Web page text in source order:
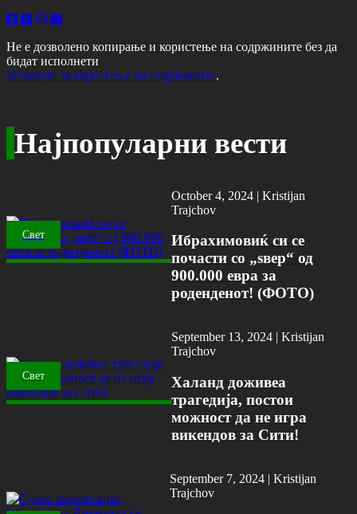
Не е дозволено копирање и користење на содржините без да
бидат исполнети
Условите за користење на содржините.
Најпопуларни вести
Свет
October 4, 2024 |Kristijan
Trajchov
Ибрахимовиќ си се
почасти со „ѕвер“ од
900.000 евра за
роденденот! (ФОТО)
Свет
September 13, 2024 | Kristijan
Trajchov
Халанд доживеа
трагедија, постои
можност да не игра
викендов за Сити!
September 7, 2024 | Kristijan
Trajchov